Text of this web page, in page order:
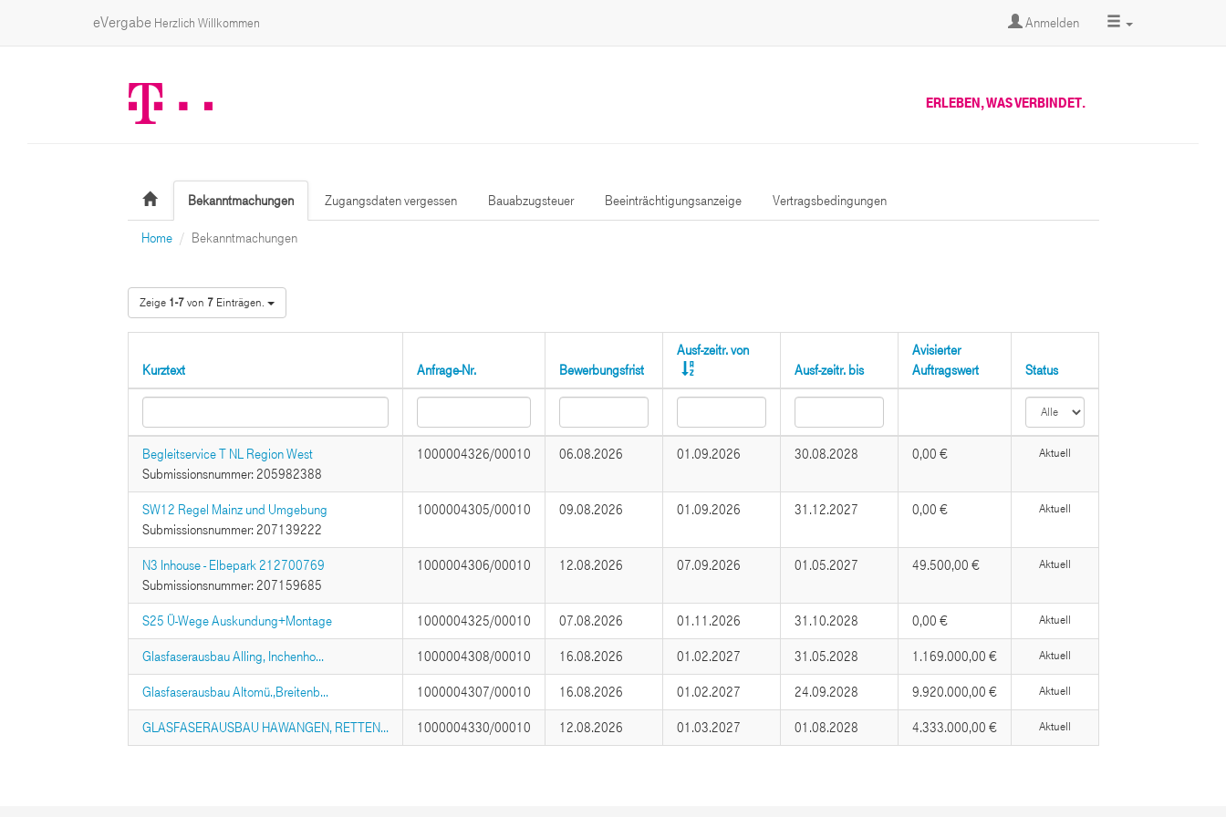
eVergabe Herzlich Willkommen Anmelden
ERLEBEN, WAS VERBINDET.
Bekanntmachungen Zugangsdaten vergessen Bauabzugsteuer Beeinträchtigungsanzeige Vertragsbedingungen
Home Bekanntmachungen
Zeige 1-7von 7Einträgen.
Kurztext Anfrage-Nr. Bewerbungsfrist
Ausf-zeitr. von
Ausf-zeitr. bis
Avisierter
Auftragswert
Status
Begleitservice T NL Region West
Submissionsnummer: 205982388
1000004326/00010 06.08.2026 01.09.2026 30.08.2028 0,00 € Aktuell
SW12 Regel Mainz und Umgebung
Submissionsnummer: 207139222
1000004305/00010 09.08.2026 01.09.2026 31.12.2027 0,00 € Aktuell
N3 Inhouse - Elbepark 212700769
Submissionsnummer: 207159685
1000004306/00010 12.08.2026 07.09.2026 01.05.2027 49.500,00 € Aktuell
S25 Ü-Wege Auskundung+Montage 1000004325/00010 07.08.2026 01.11.2026 31.10.2028 0,00 € Aktuell
Glasfaserausbau Alling, Inchenho... 1000004308/00010 16.08.2026 01.02.2027 31.05.2028 1.169.000,00 € Aktuell
Glasfaserausbau Altomü.,Breitenb... 1000004307/00010 16.08.2026 01.02.2027 24.09.2028 9.920.000,00 € Aktuell
GLASFASERAUSBAU HAWANGEN, RETTEN... 1000004330/00010 12.08.2026 01.03.2027 01.08.2028 4.333.000,00 € Aktuell